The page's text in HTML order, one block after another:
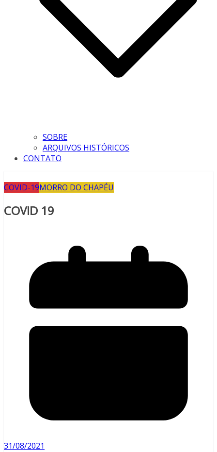
SOBRE
ARQUIVOS HISTÓRICOS
CONTATO
COVID-19MORRO DO CHAPÉU
COVID 19
31/08/2021